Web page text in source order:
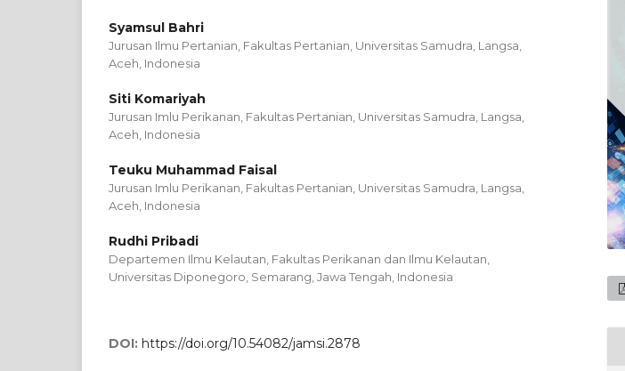
Syamsul Bahri
Jurusan Ilmu Pertanian, Fakultas Pertanian, Universitas Samudra, Langsa,
Aceh, Indonesia
Siti Komariyah
Jurusan Imlu Perikanan, Fakultas Pertanian, Universitas Samudra, Langsa,
Aceh, Indonesia
Teuku Muhammad Faisal
Jurusan Imlu Perikanan, Fakultas Pertanian, Universitas Samudra, Langsa,
Aceh, Indonesia
Rudhi Pribadi
Departemen Ilmu Kelautan, Fakultas Perikanan dan Ilmu Kelautan,
Universitas Diponegoro, Semarang, Jawa Tengah, Indonesia
DOI: https://doi.org/10.54082/jamsi.2878